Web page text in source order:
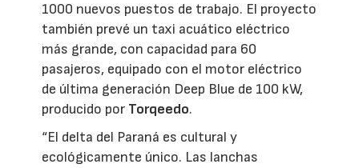
1000 nuevos puestos de trabajo. El proyecto
también prevé un taxi acuático eléctrico
más grande, con capacidad para 60
pasajeros, equipado con el motor eléctrico
de última generación Deep Blue de 100 kW,
producido por Torqeedo.
“El delta del Paraná es cultural y
ecológicamente único. Las lanchas